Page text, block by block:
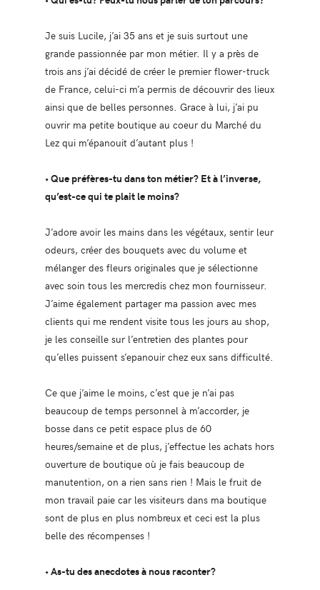
Je suis Lucile, j’ai 35 ans et je suis surtout une
grande passionnée par mon métier. Il y a près de
trois ans j’ai décidé de créer le premier flower-truck
de France, celui-ci m’a permis de découvrir des lieux
ainsi que de belles personnes. Grace à lui, j’ai pu
ouvrir ma petite boutique au coeur du Marché du
Lez qui m’épanouit d’autant plus !
• Que préfères-tu dans ton métier? Et à l’inverse,
qu’est-ce qui te plait le moins?
J’adore avoir les mains dans les végétaux, sentir leur
odeurs, créer des bouquets avec du volume et
mélanger des fleurs originales que je sélectionne
avec soin tous les mercredis chez mon fournisseur.
J’aime également partager ma passion avec mes
clients qui me rendent visite tous les jours au shop,
je les conseille sur l’entretien des plantes pour
qu’elles puissent s’epanouir chez eux sans difficulté.
Ce que j’aime le moins, c’est que je n’ai pas
beaucoup de temps personnel à m’accorder, je
bosse dans ce petit espace plus de 60
heures/semaine et de plus, j’effectue les achats hors
ouverture de boutique où je fais beaucoup de
manutention, on a rien sans rien ! Mais le fruit de
mon travail paie car les visiteurs dans ma boutique
sont de plus en plus nombreux et ceci est la plus
belle des récompenses !
• As-tu des anecdotes à nous raconter?